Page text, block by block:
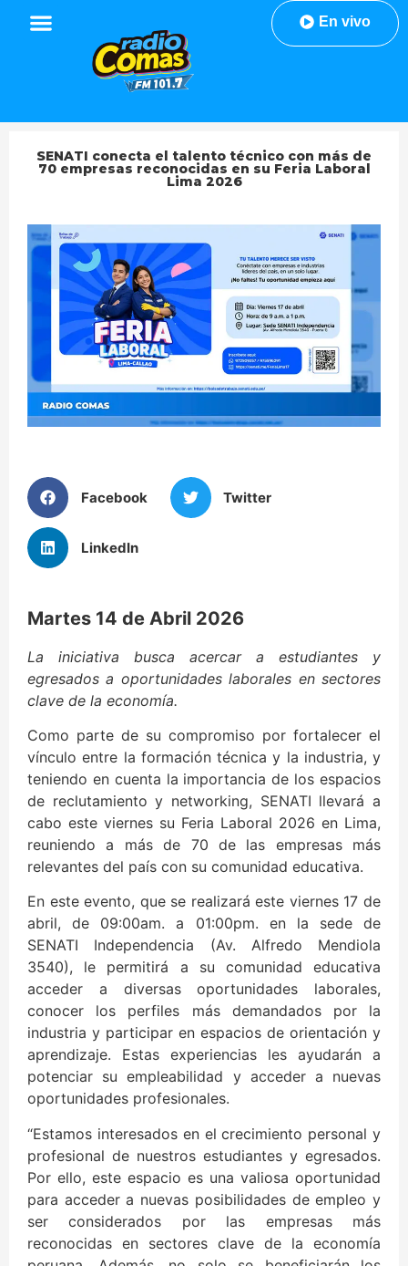
En vivo
SENATI conecta el talento técnico con más de
70 empresas reconocidas en su Feria Laboral
Lima 2026
Facebook Twitter
LinkedIn
Martes 14 de Abril 2026
La iniciativa busca acercar a estudiantes y
egresados a oportunidades laborales en sectores
clave de la economía.
Como parte de su compromiso por fortalecer el
vínculo entre la formación técnica y la industria, y
teniendo en cuenta la importancia de los espacios
de reclutamiento y networking, SENATI llevará a
cabo este viernes su Feria Laboral 2026 en Lima,
reuniendo a más de 70 de las empresas más
relevantes del país con su comunidad educativa.
En este evento, que se realizará este viernes 17 de
abril, de 09:00am. a 01:00pm. en la sede de
SENATI Independencia (Av. Alfredo Mendiola
3540), le permitirá a su comunidad educativa
acceder a diversas oportunidades laborales,
conocer los perfiles más demandados por la
industria y participar en espacios de orientación y
aprendizaje. Estas experiencias les ayudarán a
potenciar su empleabilidad y acceder a nuevas
oportunidades profesionales.
“Estamos interesados en el crecimiento personal y
profesional de nuestros estudiantes y egresados.
Por ello, este espacio es una valiosa oportunidad
para acceder a nuevas posibilidades de empleo y
ser considerados por las empresas más
reconocidas en sectores clave de la economía